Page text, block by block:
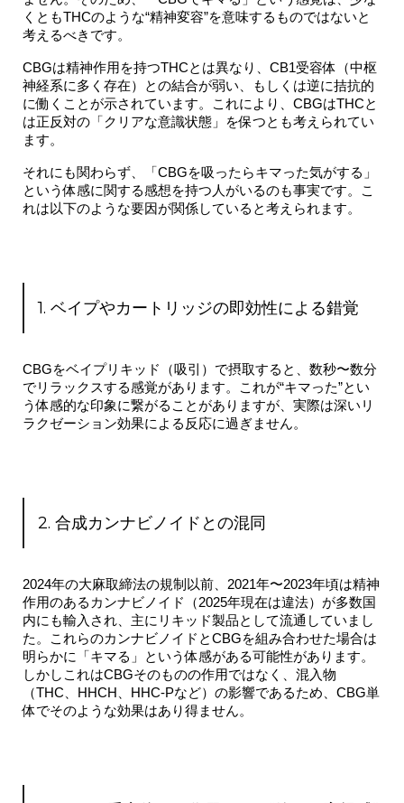
くともTHCのような“精神変容”を意味するものではないと
考えるべきです。
CBGは精神作用を持つTHCとは異なり、 CB1受容体（中枢
神経系に多く存在）との結合が弱い、もしくは逆に拮抗的
に働く ことが示されています。これにより、CBGはTHCと
は正反対の「クリアな意識状態」を保つとも考えられてい
ます。
それにも関わらず、「CBGを吸ったらキマった気がする」
という体感に関する感想を持つ人がいるのも事実です。こ
れは以下のような要因が関係していると考えられます。
1. ベイプやカートリッジの即効性による錯覚
CBGをベイプリキッド（吸引）で摂取すると、数秒〜数分
でリラックスする感覚があります。これが“キマった”とい
う体感的な印象に繋がることがありますが、実際は深いリ
ラクゼーション効果による反応に過ぎません。
2. 合成カンナビノイドとの混同
2024年の大麻取締法の規制以前、2021年〜2023年頃は精神
作用のあるカンナビノイド（2025年現在は違法）が多数国
内にも輸入され、主にリキッド製品として流通していまし
た。これらのカンナビノイドとCBGを組み合わせた場合は
明らかに「キマる」という体感がある可能性があります。
しかしこれはCBGそのものの作用ではなく、 混入物
（THC、HHCH、HHC-Pなど）の影響であるため、CBG単
体でそのような効果はあり得ません。